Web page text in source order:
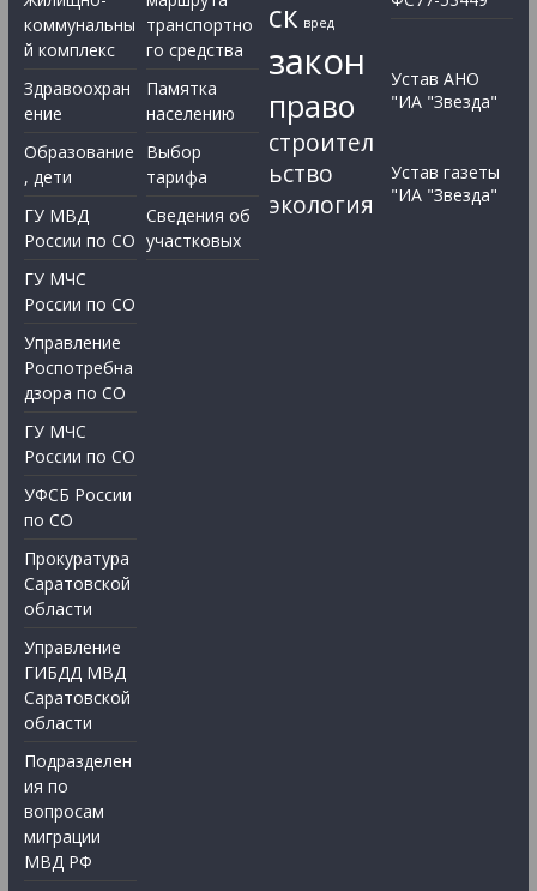
коммунальны
й комплекс
Здравоохран
ение
Образование
, дети
ГУ МВД
России по СО
ГУ МЧС
России по СО
Управление
Роспотребна
дзора по СО
ГУ МЧС
России по СО
УФСБ России
по СО
Прокуратура
Саратовской
области
Управление
ГИБДД МВД
Саратовской
области
Подразделен
ия по
вопросам
миграции
МВД РФ
транспортно
го средства
Памятка
населению
Выбор
тарифа
Сведения об
участковых
ск вред
закон
право
строител
ьство
экология
Устав АНО
"ИА "Звезда"
Устав газеты
"ИА "Звезда"